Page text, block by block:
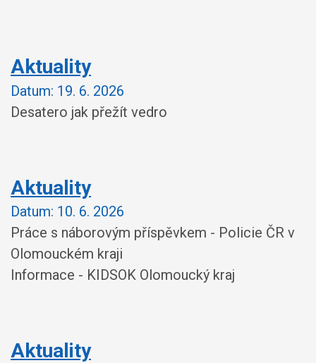
Aktuality
Datum: 19. 6. 2026
Desatero jak přežít vedro
Aktuality
Datum: 10. 6. 2026
Práce s náborovým příspěvkem - Policie ČR v
Olomouckém kraji
Informace - KIDSOK Olomoucký kraj
Aktuality